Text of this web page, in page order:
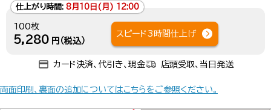
仕上がり時間: 8月10日(月) 12:00
100枚
5,280 円（税込）
スピード3時間仕上げ
カード決済、代引き、現金 店頭受取、当日発送
両面印刷、裏面の追加についてはこちらをご参照ください。